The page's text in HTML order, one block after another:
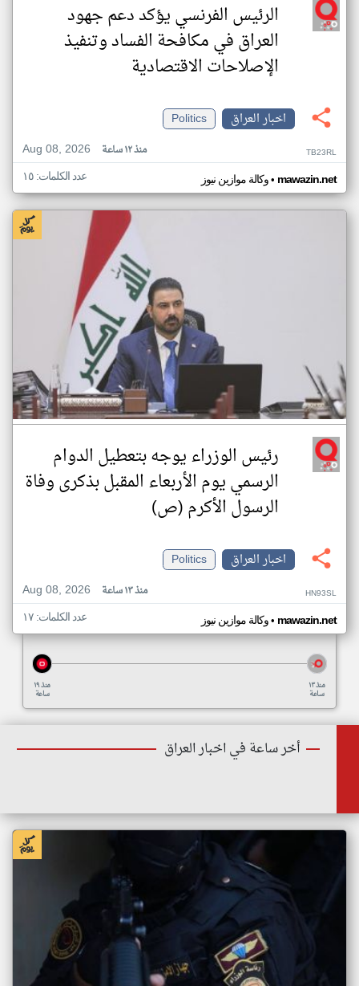
الرئيس الفرنسي يؤكد دعم جهود
العراق في مكافحة الفساد وتنفيذ
الإصلاحات الاقتصادية
اخبار العراق
Politics
Aug 08, 2026
منذ ١٢ ساعة TB23RL
وكالة موازين نيوز• mawazin.net عدد الكلمات: ١٥
رئيس الوزراء يوجه بتعطيل الدوام
الرسمي يوم الأربعاء المقبل بذكرى وفاة
الرسول الأكرم (ص)
اخبار العراق
Politics
Aug 08, 2026
منذ ١٣ ساعة HN93SL
وكالة موازين نيوز• mawazin.net عدد الكلمات: ١٧
منذ ١٩
ساعة
منذ ١٣
ساعة
أخر ساعة في اخبار العراق